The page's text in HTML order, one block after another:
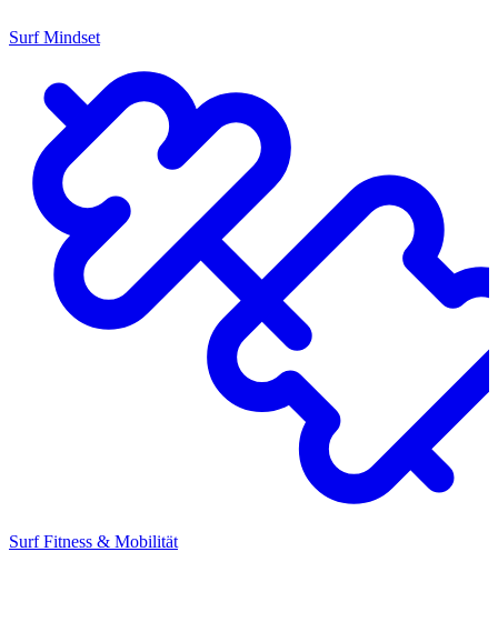
Surf Mindset
Surf Fitness & Mobilität